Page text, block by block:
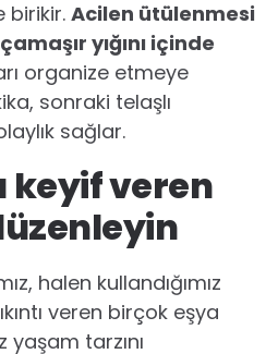
birikir. Acilen ütülenmesi
yığını içinde
organize etmeye
sonraki telaşlı
sağlar.
keyif veren
halen kullandığımız
veren birçok eşya
tarzını